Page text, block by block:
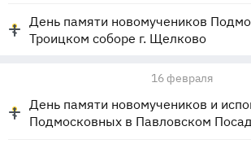
День памяти новомучеников
Троицком соборе г. Щелково
16 февраля
День памяти новомучеников и
Подмосковных в Павловском